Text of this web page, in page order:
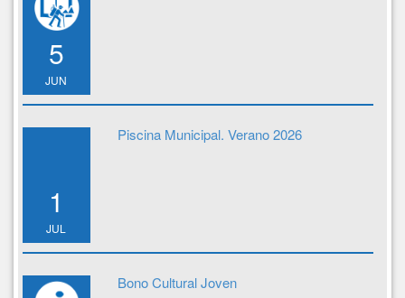
5
JUN
1
JUL
Piscina Municipal. Verano 2026
Bono Cultural Joven